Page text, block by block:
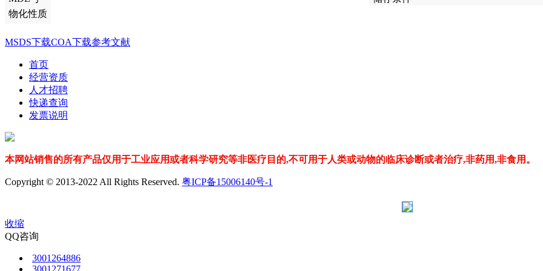
物化性质
MSDS下载COA下载参考文献
首页
经营资质
人才招聘
快递查询
发票说明
本网站销售的所有产品仅用于工业应用或者科学研究等非医疗目的,不可用于人类或动物的临床诊断或者治疗,非药用,非食用。
Copyright © 2013-2022 All Rights Reserved. 粤ICP备15006140号-1
收缩
QQ咨询
3001264886
3001271677